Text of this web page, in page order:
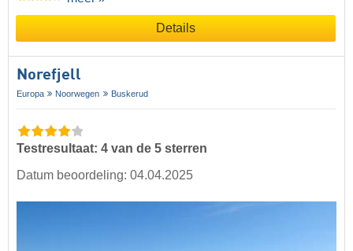
Details
Norefjell
Europa Noorwegen Buskerud
Testresultaat: 4 van de 5 sterren
Datum beoordeling: 04.04.2025